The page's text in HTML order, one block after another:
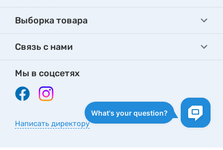
Выборка товара
Связь с нами
Мы в соцсетях
Написать директору